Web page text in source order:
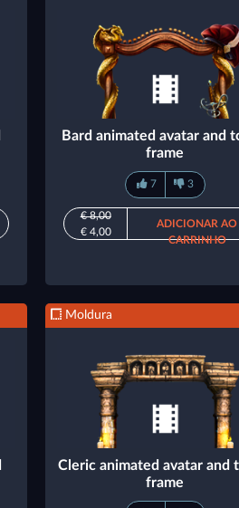
Bard animated avatar and
frame
7 3
€ 8,00
€ 4,00
ADICIONAR AO
CARRINHO
Moldura
Cleric animated avatar and
frame